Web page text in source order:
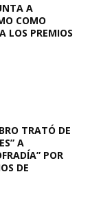
A
COMO
LOS PREMIOS
TRATÓ DE
A
POR
DE